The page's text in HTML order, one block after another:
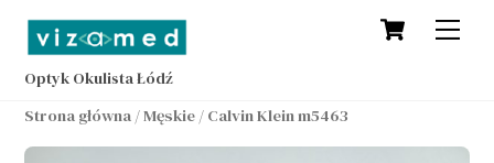
content
Cart
Optyk Okulista Łódź
Strona główna /Męskie / Calvin Klein m5463